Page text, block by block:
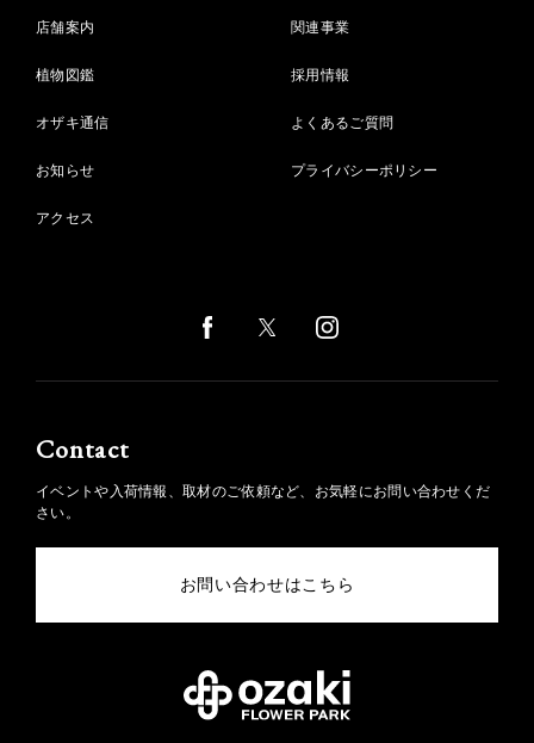
店舗案内
植物図鑑
オザキ通信
お知らせ
アクセス
関連事業
採用情報
よくあるご質問
プライバシーポリシー
Contact
イベントや入荷情報、取材のご依頼など、お気軽にお問い合わせくだ
さい。
お問い合わせはこちら